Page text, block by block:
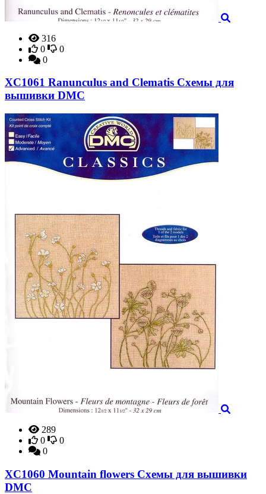
316
0
0
0
XC1061 Ranunculus and Clematis Схемы для
вышивки DMC
289
0
0
0
XC1060 Mountain flowers Схемы для вышивки
DMC